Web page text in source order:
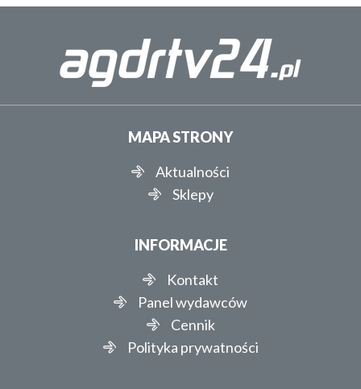
MAPA STRONY
Aktualności
Sklepy
INFORMACJE
Kontakt
Panel wydawców
Cennik
Polityka prywatności